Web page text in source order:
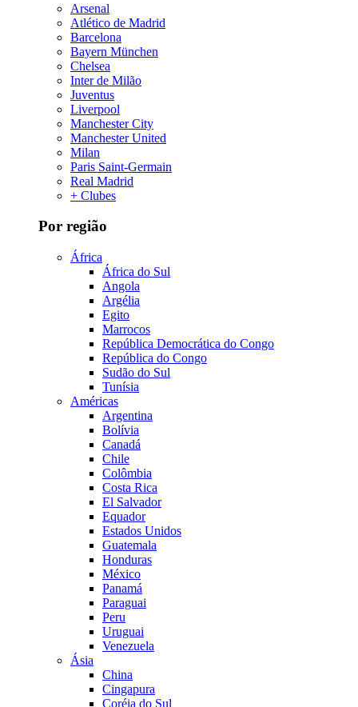
Arsenal
Atlético de Madrid
Barcelona
Bayern München
Chelsea
Inter de Milão
Juventus
Liverpool
Manchester City
Manchester United
Milan
Paris Saint-Germain
Real Madrid
+ Clubes
Por região
África
África do Sul
Angola
Argélia
Egito
Marrocos
República Democrática do Congo
República do Congo
Sudão do Sul
Tunísia
Américas
Argentina
Bolívia
Canadá
Chile
Colômbia
Costa Rica
El Salvador
Equador
Estados Unidos
Guatemala
Honduras
México
Panamá
Paraguai
Peru
Uruguai
Venezuela
Ásia
China
Cingapura
Coréia do Sul